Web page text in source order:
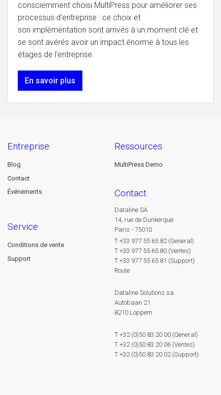
consciemment choisi MultiPress pour améliorer ses
processus d'entreprise : ce choix et
son implémentation sont arrivés à un moment clé et
se sont avérés avoir un impact énorme à tous les
étages de l'entreprise.
En savoir plus
entreprise
Blog
Contact
Événements
service
Conditions de vente
Support
ressources
MultiPress Demo
contact
Dataline SA
14, rue de Dunkerque
Paris - 75010
T +33 977 55 65 82 (General)
T +33 977 55 65 80 (Ventes)
T +33 977 55 65 81 (Support)
Route
Dataline Solutions sa
Autobaan 21
8210 Loppem
T +32 (0)50 83 20 00 (General)
T +32 (0)50 83 20 06 (Ventes)
T +32 (0)50 83 20 02 (Support)